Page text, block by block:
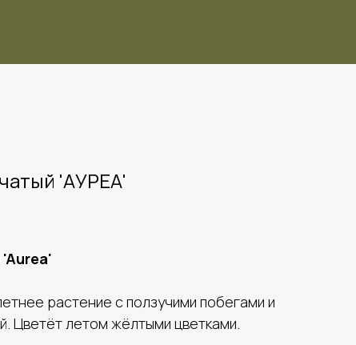
'АУРЕА'
растение с ползучими побегами и
Цветёт летом жёлтыми цветками.